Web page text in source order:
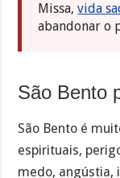
Missa,vida
abandonar o
São Bento
São Bento é
espirituais,
medo, angústia,